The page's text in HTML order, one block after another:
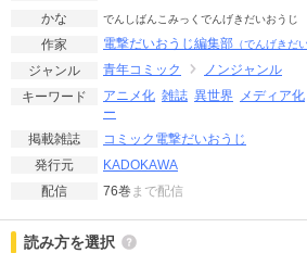
かな
でんしばんこみっくでんげきだいおうじ
作家 電撃だいおうじ編集部 （でんげきだ
ジャンル 青年コミック
ノンジャンル
キーワード
アニメ化 雑誌 異世界 メディア化
ー
掲載雑誌
コミック電撃だいおうじ
発行元
KADOKAWA
配信
76巻 まで配信
読み方を選択